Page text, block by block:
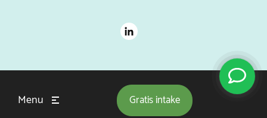
Menu Gratisintake